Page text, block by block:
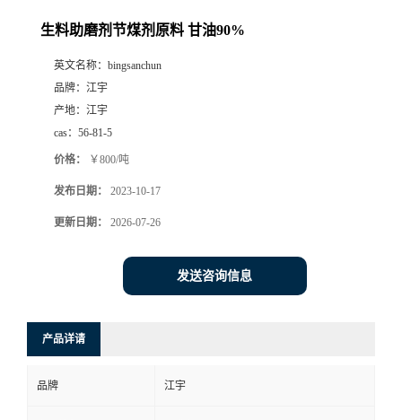
生料助磨剂节煤剂原料 甘油90%
英文名称： bingsanchun
品牌： 江宇
产地： 江宇
cas： 56-81-5
价格： ￥800/吨
发布日期： 2023-10-17
更新日期： 2026-07-26
发送咨询信息
产品详请
品牌 江宇